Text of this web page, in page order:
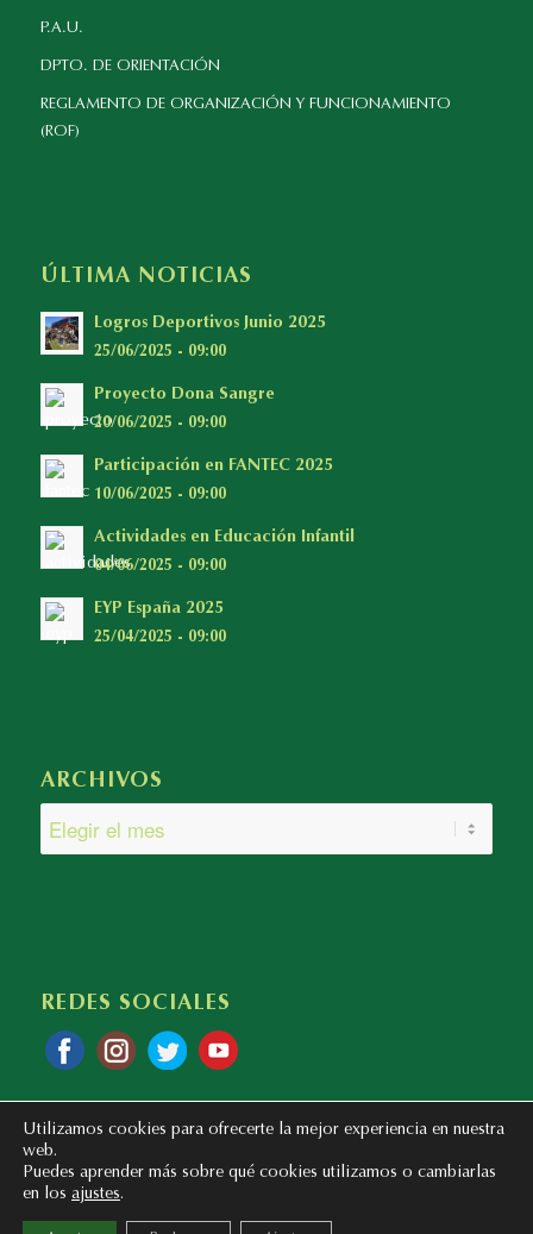
P.A.U.
DPTO. DE ORIENTACIÓN
REGLAMENTO DE ORGANIZACIÓN Y FUNCIONAMIENTO
(ROF)
ÚLTIMA NOTICIAS
Logros Deportivos Junio 2025
25/06/2025 - 09:00
Proyecto Dona Sangre
20/06/2025 - 09:00
Participación en FANTEC 2025
10/06/2025 - 09:00
Actividades en Educación Infantil
04/06/2025 - 09:00
EYP España 2025
25/04/2025 - 09:00
ARCHIVOS
REDES SOCIALES
Copyright © 2020 - 2023 Colegio Bilingüe Atalaya. Webmaster: mentaliza.com
Utilizamos cookies para ofrecerte la mejor experiencia en nuestra
web.
Puedes aprender más sobre qué cookies utilizamos o cambiarlas
en los ajustes.